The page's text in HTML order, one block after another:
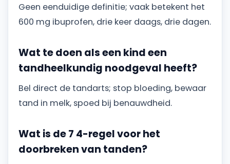
Geen eenduidige definitie; vaak betekent het
600 mg ibuprofen, drie keer daags, drie dagen.
Wat te doen als een kind een
tandheelkundig noodgeval heeft?
Bel direct de tandarts; stop bloeding, bewaar
tand in melk, spoed bij benauwdheid.
Wat is de 7 4-regel voor het
doorbreken van tanden?